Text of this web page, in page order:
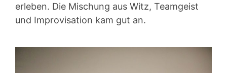
erleben. Die Mischung aus Witz, Teamgeist
und Improvisation kam gut an.